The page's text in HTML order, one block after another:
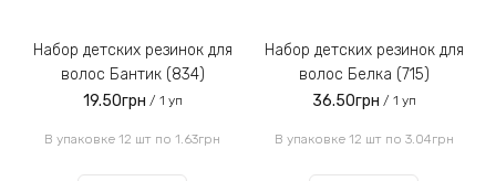
Набор детских резинок для
волос Бантик (834)
19.50грн / 1 уп
В упаковке 12 шт по 1.63грн
Набор детских резинок для
волос Белка (715)
36.50грн / 1 уп
В упаковке 12 шт по 3.04грн